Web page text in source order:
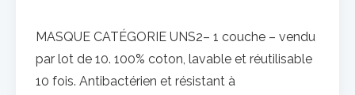
MASQUE CATÉGORIE UNS2– 1 couche – vendu
par lot de 10. 100% coton, lavable et réutilisable
10 fois. Antibactérien et résistant à